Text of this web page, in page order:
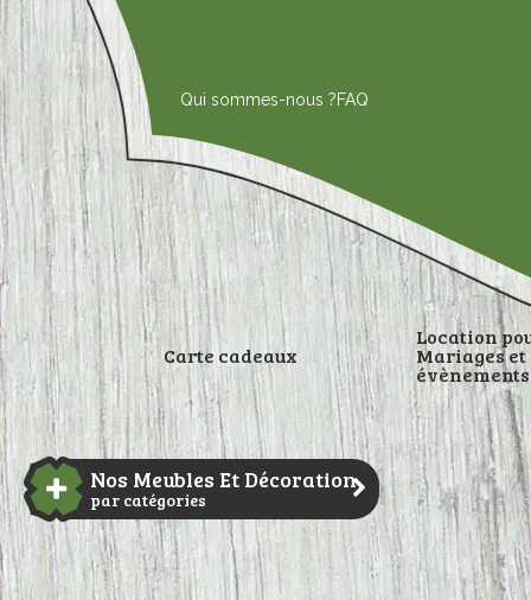
Aller
contenu
Qui sommes-nous ?FAQ
Carte cadeaux
Location
Mariages et
évènements
Nos Meubles Et Décoration
par catégories